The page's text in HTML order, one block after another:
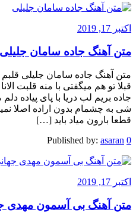
اکتبر 17, 2019
متن آهنگ جاده سامان جلیلی
متن آهنگ جاده سامان جلیلی قلبم
قبلا تو هم میگفتی با منه قلبت
جاده بریم لب دریا با پای پیاده
شی به چشمام بدون اراده اصلا
قطعا بارون میاد باید […]
Published by: asaran 0
اکتبر 17, 2019
متن آهنگ بی آسمون مهدی